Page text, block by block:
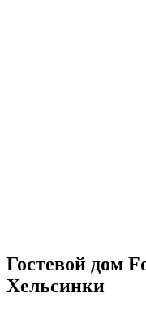
Гостевой дом
Хельсинки